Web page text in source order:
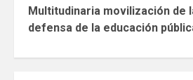
Reading
Multitudinaria movilización de
defensa de la educación